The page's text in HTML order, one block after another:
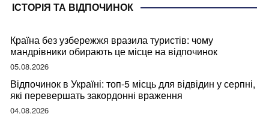
ІСТОРІЯ ТА ВІДПОЧИНОК
Країна без узбережжя вразила туристів: чому
мандрівники обирають це місце на відпочинок
05.08.2026
Відпочинок в Україні: топ-5 місць для відвідин у серпні,
які перевершать закордонні враження
04.08.2026